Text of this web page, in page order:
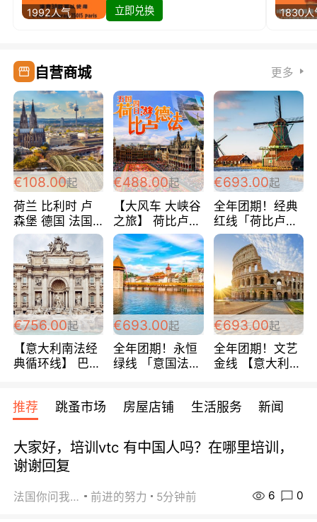
1992人气
立即兑换
1830人
自营商城 更多
€108.00起
荷兰 比利时 卢
森堡 德国 法国
超爽玩遍西欧 循
环线 全程四星宾
馆 108欧/人/天
€488.00起
【大风车 大峡谷
之旅】 荷比卢德
法 巴黎上下 经
典五国四日游
488欧/人
€693.00起
全年团期！经典
红线「荷比卢德
法」七天循环 五
国 仅售99欧/人/
天！巴黎上下！
包拼房~
€756.00起
【意大利南法经
典循环线】 巴黎
宾馆 108欧/天起
全程756欧/位
€693.00起
全年团期！永恒
绿线 「意国法
欧/天起 ~包拼房
€693.00起
全年团期！文艺
金线 【意大利一
每周铁发！
推荐 跳蚤市场 房屋店铺 生活服务 新闻
大家好，培训vtc 有中国人吗？在哪里培训，
谢谢回复
法国你问我答 前进的努力 5分钟前 6 0